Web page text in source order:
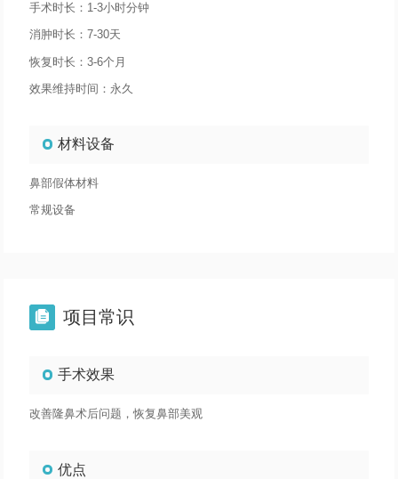
手术时长：1-3小时分钟
消肿时长：7-30天
恢复时长：3-6个月
效果维持时间：永久
材料设备
鼻部假体材料
常规设备
 项目常识
手术效果
改善隆鼻术后问题，恢复鼻部美观
优点